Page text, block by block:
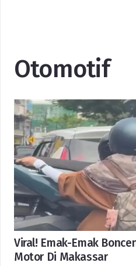
Otomotif
Viral! Emak-Emak
Motor Di Makassar